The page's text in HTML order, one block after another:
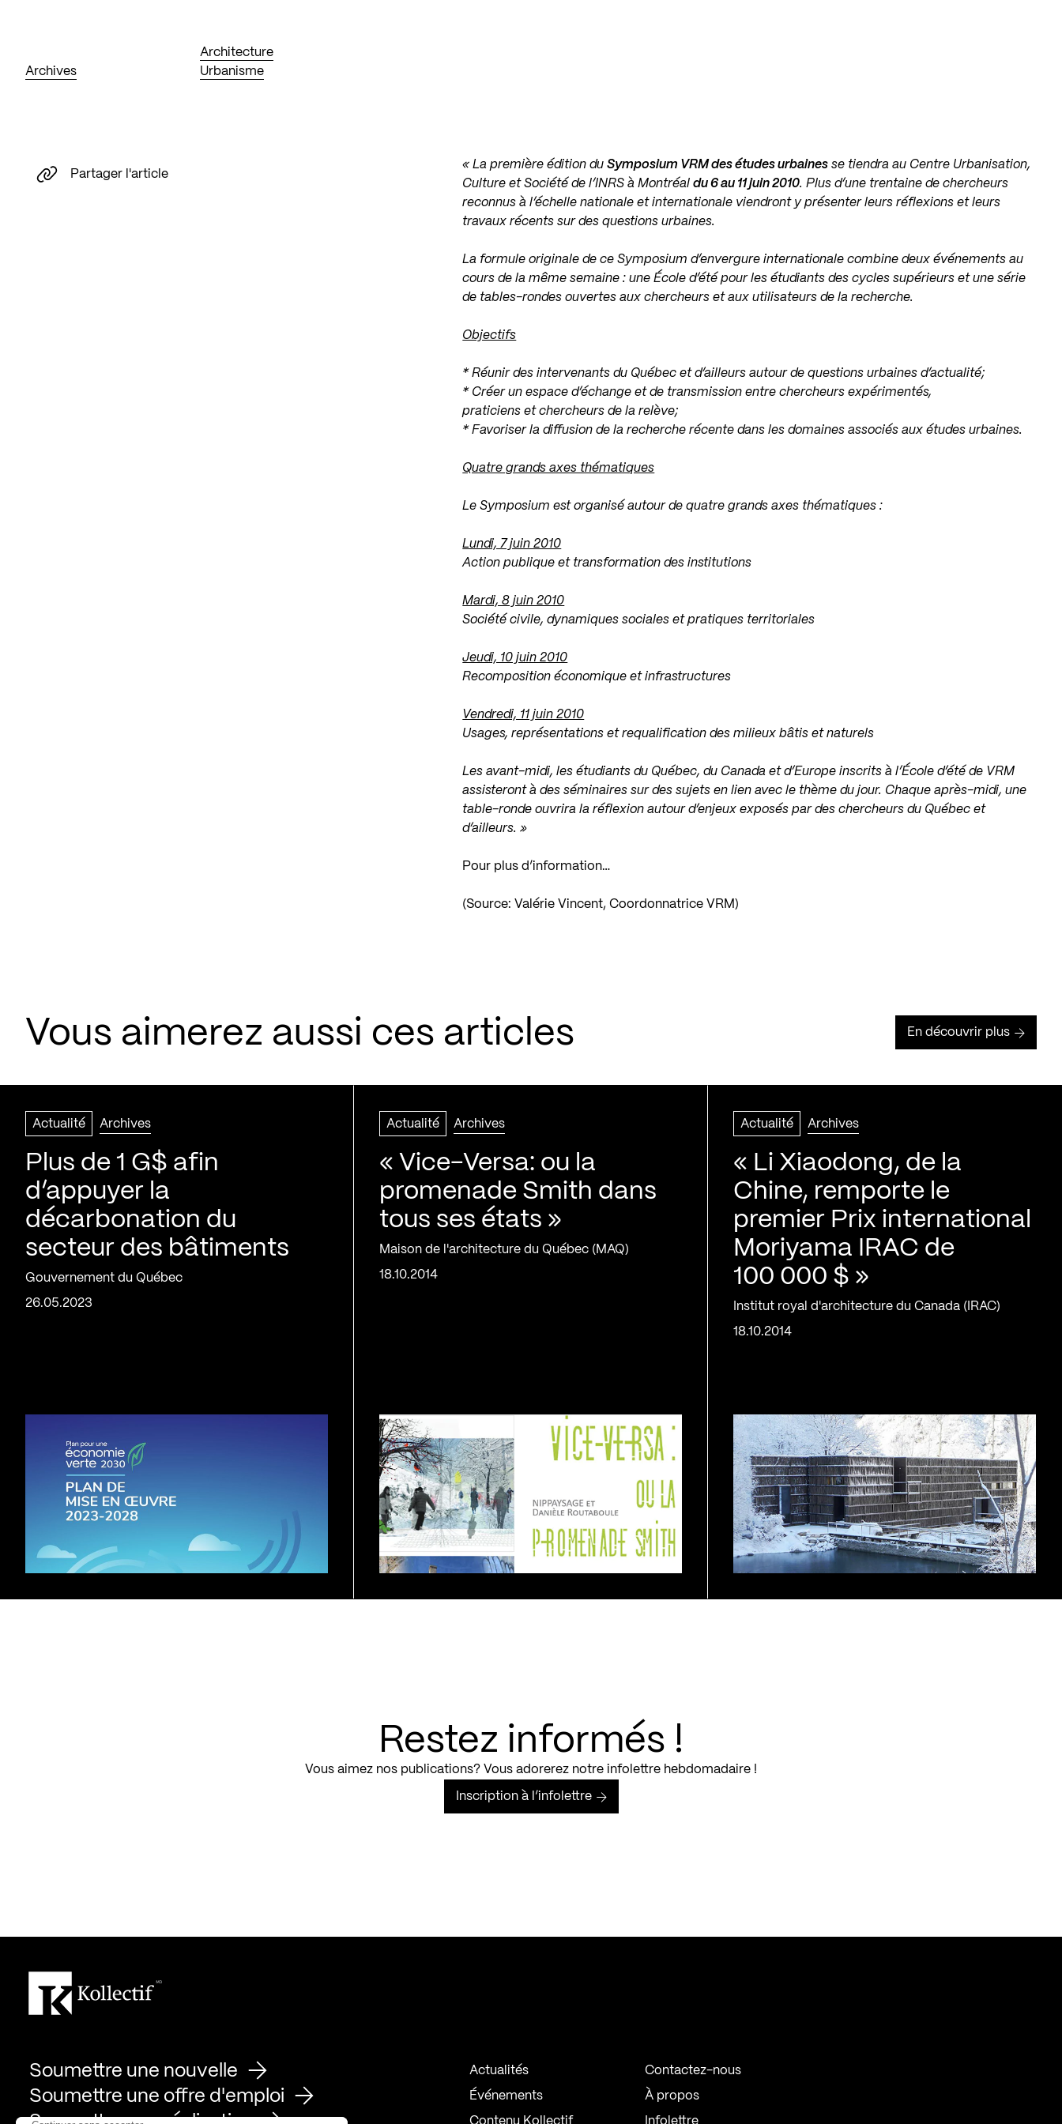
Archives
Architecture
Urbanisme
« La première édition duSymposium VRM des études urbaines se tiendra au Centre Urbanisation,
Culture et Société de l’INRS à Montréaldu 6 au 11 juin 2010. Plus d’une trentaine de chercheurs
reconnus à l’échelle nationale et internationale viendront y présenter leurs réflexions et leurs
travaux récents sur des questions urbaines.
La formule originale de ce Symposium d’envergure internationale combine deux événements au
cours de la même semaine : une École d’été pour les étudiants des cycles supérieurs et une série
de tables-rondes ouvertes aux chercheurs et aux utilisateurs de la recherche.
Objectifs
* Réunir des intervenants du Québec et d’ailleurs autour de questions urbaines d’actualité;
* Créer un espace d’échange et de transmission entre chercheurs expérimentés,
praticiens et chercheurs de la relève;
* Favoriser la diffusion de la recherche récente dans les domaines associés aux études urbaines.
Quatre grands axes thématiques
Le Symposium est organisé autour de quatre grands axes thématiques :
Lundi, 7 juin 2010
Action publique et transformation des institutions
Mardi, 8 juin 2010
Société civile, dynamiques sociales et pratiques territoriales
Jeudi, 10 juin 2010
Recomposition économique et infrastructures
Vendredi, 11 juin 2010
Usages, représentations et requalification des milieux bâtis et naturels
Les avant-midi, les étudiants du Québec, du Canada et d’Europe inscrits à l’École d’été de VRM
assisteront à des séminaires sur des sujets en lien avec le thème du jour. Chaque après-midi, une
table-ronde ouvrira la réflexion autour d’enjeux exposés par des chercheurs du Québec et
d’ailleurs. »
Pour plus d’information…
(Source: Valérie Vincent, Coordonnatrice VRM)
Partager l'article
Vous aimerez aussi ces articles En découvrir plus
Actualité Archives
Plus de 1 G$ afin
d’appuyer la
décarbonation du
secteur des bâtiments
Gouvernement du Québec
26.05.2023
Actualité Archives
« Vice-Versa: ou la
promenade Smith dans
tous ses états »
Maison de l'architecture du Québec (MAQ)
18.10.2014
Actualité Archives
« Li Xiaodong, de la
Chine, remporte le
premier Prix international
Moriyama IRAC de
100 000 $ »
Institut royal d'architecture du Canada (IRAC)
18.10.2014
Restez informés !
Vous aimez nos publications? Vous adorerez notre infolettre hebdomadaire !
Inscription à l’infolettre
Soumettre une nouvelle
Soumettre une offre d'emploi
Actualités
Événements
Contenu Kollectif
Contactez-nous
À propos
Infolettre